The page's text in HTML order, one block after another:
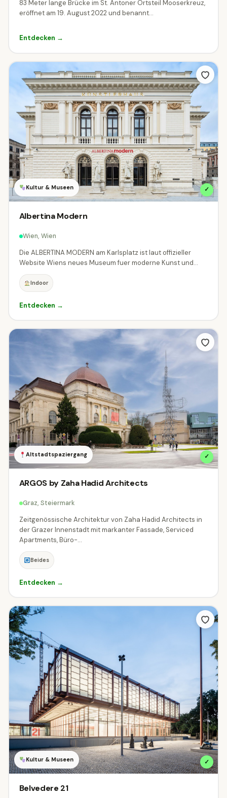
Vorarlberg 4481 Wien 234
SCHWEIZ
Appenzell Ausserrhoden 4
Appenzell Innerrhoden 2 Graubünden
St. Gallen 11 Thurgau 7 Zürich 1
🏷 Thema
Alle Themen
Aussichtspunkte & Panoramen
Bahnen & Schifffahrt 30
Burgen, Schlösser & Stifte
Erlebniswelten & Freizeitparks
Events & Festivals 10 Gärten & Parks 15
Kulinarik & Genuss Kultur & Museen
Natur & Outdoor 94 Radfahren & MTB
Seen & Baden 197 🏛Städte & Architektur
Tierwelt & Naturparks 41 ⛰Wandern & Berge 11
♨Wellness & Thermen 79 ⛷Winter & Schnee 8
Ausstattung
Was bringt das Ziel mit?
Familien Hunde Barrierefrei
Kinderwagen
Indoor oder Outdoor?
Beides
Wann hast du Zeit?
Filtere Ziele die zu deinem Wunschzeitpunkt geöffnet sind.
Heute geöffnet
Am Wochenende geöffnet
Was darf der Eintritt kosten?
83 Meter lange Brücke im St. Antoner Ortsteil Mooserkreuz,
eröffnet am 19. August 2022 und benannt...
Entdecken →
Kultur & Museen ✓
Albertina Modern
Wien, Wien
Die ALBERTINA MODERN am Karlsplatz ist laut offizieller
Website Wiens neues Museum fuer moderne Kunst und...
Indoor
Entdecken →
Altstadtspaziergang ✓
ARGOS by Zaha Hadid Architects
Graz, Steiermark
Zeitgenössische Architektur von Zaha Hadid Architects in
der Grazer Innenstadt mit markanter Fassade, Serviced
Apartments, Büro-...
Beides
Entdecken →
Kultur & Museen ✓
Belvedere 21